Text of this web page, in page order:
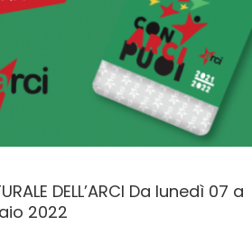
DELL’ARCI Da lunedì 07 a
2022